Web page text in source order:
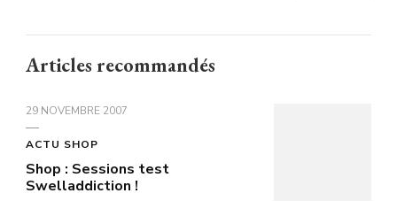
Articles recommandés
29 NOVEMBRE 2007
ACTU SHOP
Shop : Sessions test
Swelladdiction !